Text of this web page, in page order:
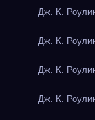
Дж. К.
Дж. К.
Дж. К.
Дж. К.